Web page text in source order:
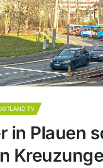
TV
in Plauen